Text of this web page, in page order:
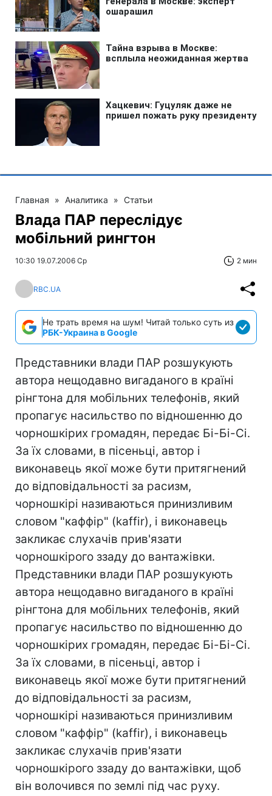
Главная » Аналитика » Статьи
Влада ПАР переслідує
мобільний рингтон
10:30 19.07.2006 Ср 2 мин
RBC.UA
Не трать время на шум! Читай только суть из
РБК-Украина в Google
Представники влади ПАР розшукують
автора нещодавно вигаданого в країні
рінгтона для мобільних телефонів, який
пропагує насильство по відношенню до
чорношкірих громадян, передає Бі-Бі-Сі.
За їх словами, в пісеньці, автор і
виконавець якої може бути притягнений
до відповідальності за расизм,
чорношкірі називаються принизливим
словом "каффір" (kaffir), і виконавець
закликає слухачів прив'язати
чорношкірого ззаду до вантажівки.
Представники влади ПАР розшукують
автора нещодавно вигаданого в країні
рінгтона для мобільних телефонів, який
пропагує насильство по відношенню до
чорношкірих громадян, передає Бі-Бі-Сі.
За їх словами, в пісеньці, автор і
виконавець якої може бути притягнений
до відповідальності за расизм,
чорношкірі називаються принизливим
словом "каффір" (kaffir), і виконавець
закликає слухачів прив'язати
чорношкірого ззаду до вантажівки, щоб
він волочився по землі під час руху.